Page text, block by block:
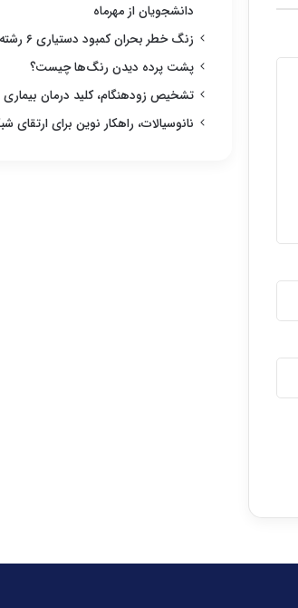
دانشجویان از مهرماه
زنگ خطر بحران کمبود دستیاری ۶ رشته پزشکی
پشت پرده دیدن رنگ‌ها چیست؟
تشخیص زودهنگام، کلید درمان
نانوسیالات، راهکار نوین برای ارتقای